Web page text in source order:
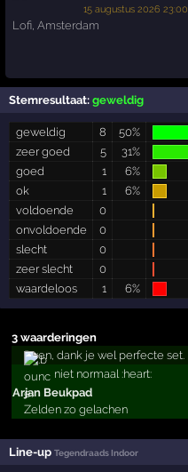
15 augustus 2026 23:00
Lofi,Amsterdam
Stemresultaat:geweldig
geweldig 8
50%
zeer goed
5
31%
goed
1
6%
ok
1
6%
voldoende
0
onvoldoende
0
slecht
0
zeer slecht
0
waardeloos
1 6%
3 waarderingen
Dyen, dank je wel perfecte set.
niet normaal :heart:
Arjan Beukpad
Zelden zo gelachen
Line-upTegendraads Indoor